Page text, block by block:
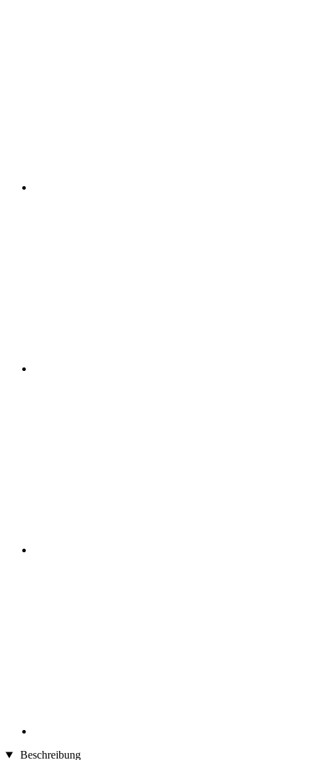
Beschreibung